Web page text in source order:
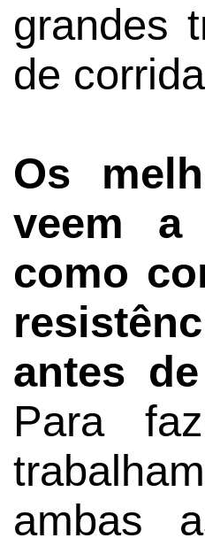
grandes
de
Os
veem a
como
antes
Para
ambas